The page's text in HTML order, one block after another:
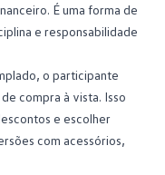
É uma forma de
e responsabilidade
o participante
compra à vista. Isso
e escolher
com acessórios,